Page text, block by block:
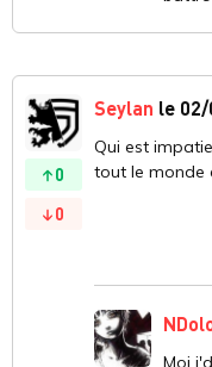
0
0
Seylan le 02/
Qui est
tout le monde
Moi